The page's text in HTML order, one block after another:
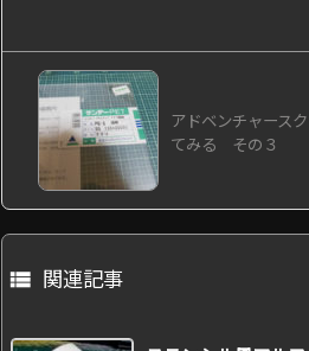
アドベンチャース
てみる その３
 関連記事